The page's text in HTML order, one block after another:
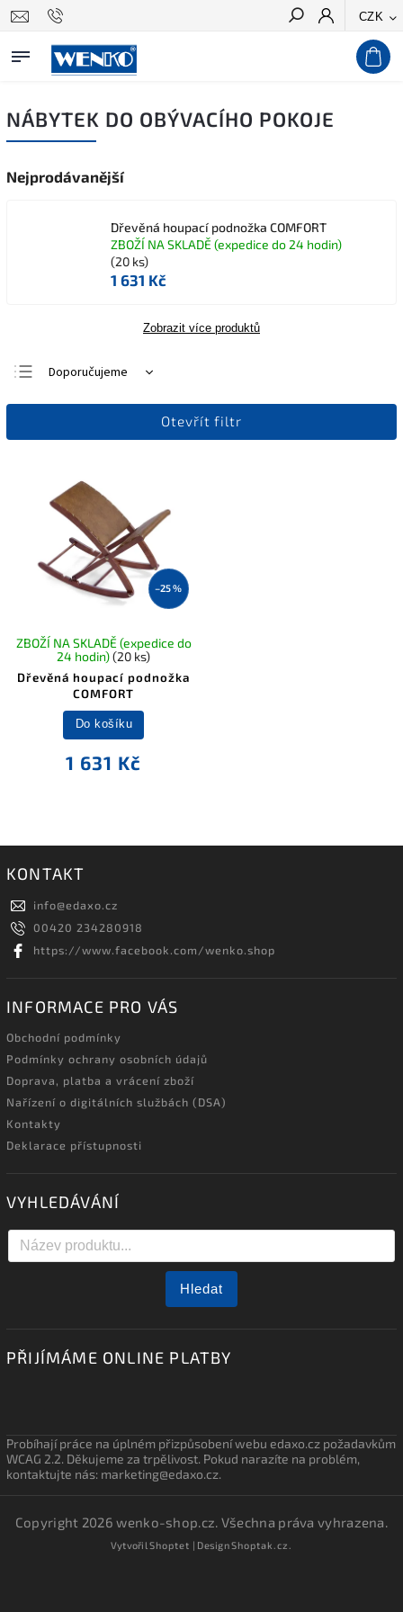
CZK
Hledat
NÁBYTEK DO OBÝVACÍHO POKOJE
Nejprodávanější
Dřevěná houpací podnožka COMFORT
ZBOŽÍ NA SKLADĚ (expedice do 24 hodin)
(20 ks)
1 631 Kč
Zobrazit více produktů
Doporučujeme
Nejlevnější
Abecedně
Otevřít filtr
–25 %
Dřevěná houpací podnožka
COMFORT
ZBOŽÍ NA SKLADĚ (expedice do
24 hodin)(20 ks)
1 631 Kč
Do košíku
KONTAKT
info@edaxo.cz
00420 234280918
https://www.facebook.com/wenko.shop
INFORMACE PRO VÁS
Obchodní podmínky
Podmínky ochrany osobních údajů
Doprava, platba a vrácení zboží
Nařízení o digitálních službách (DSA)
Kontakty
Deklarace přístupnosti
VYHLEDÁVÁNÍ
Hledat
PŘIJÍMÁME ONLINE PLATBY
Probíhají práce na úplném přizpůsobení webu edaxo.cz požadavkům
WCAG 2.2. Děkujeme za trpělivost. Pokud narazíte na problém,
kontaktujte nás: marketing@edaxo.cz.
Copyright 2026wenko-shop.cz. Všechna práva vyhrazena.
VytvořilShoptet | DesignShoptak.cz.